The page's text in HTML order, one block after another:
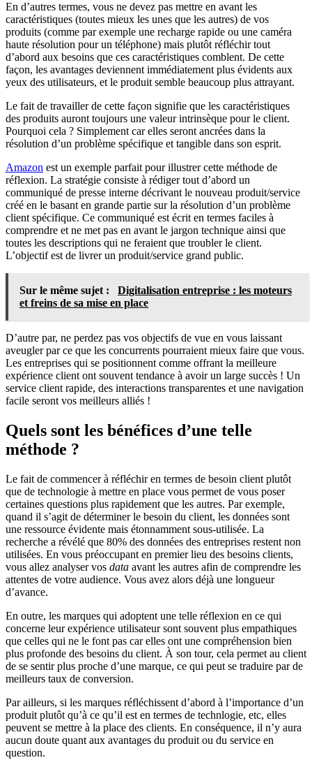
En d’autres termes, vous ne devez pas mettre en avant les
caractéristiques (toutes mieux les unes que les autres) de vos
produits (comme par exemple une recharge rapide ou une caméra
haute résolution pour un téléphone) mais plutôt réfléchir tout
d’abord aux besoins que ces caractéristiques comblent. De cette
façon, les avantages deviennent immédiatement plus évidents aux
yeux des utilisateurs, et le produit semble beaucoup plus attrayant.
Le fait de travailler de cette façon signifie que les caractéristiques
des produits auront toujours une valeur intrinsèque pour le client.
Pourquoi cela ? Simplement car elles seront ancrées dans la
résolution d’un problème spécifique et tangible dans son esprit.
Amazon est un exemple parfait pour illustrer cette méthode de
réflexion. La stratégie consiste à rédiger tout d’abord un
communiqué de presse interne décrivant le nouveau produit/service
créé en le basant en grande partie sur la résolution d’un problème
client spécifique. Ce communiqué est écrit en termes faciles à
comprendre et ne met pas en avant le jargon technique ainsi que
toutes les descriptions qui ne feraient que troubler le client.
L’objectif est de livrer un produit/service grand public.
Sur le même sujet :
Digitalisation entreprise : les moteurs
et freins de sa mise en place
D’autre par, ne perdez pas vos objectifs de vue en vous laissant
aveugler par ce que les concurrents pourraient mieux faire que vous.
Les entreprises qui se positionnent comme offrant la meilleure
expérience client ont souvent tendance à avoir un large succès ! Un
service client rapide, des interactions transparentes et une navigation
facile seront vos meilleurs alliés !
Quels sont les bénéfices d’une telle
méthode ?
Le fait de commencer à réfléchir en termes de besoin client plutôt
que de technologie à mettre en place vous permet de vous poser
certaines questions plus rapidement que les autres. Par exemple,
quand il s’agit de déterminer le besoin du client, les données sont
une ressource évidente mais étonnamment sous-utilisée. La
recherche a révélé que 80% des données des entreprises restent non
utilisées. En vous préoccupant en premier lieu des besoins clients,
vous allez analyser vos data avant les autres afin de comprendre les
attentes de votre audience. Vous avez alors déjà une longueur
d’avance.
En outre, les marques qui adoptent une telle réflexion en ce qui
concerne leur expérience utilisateur sont souvent plus empathiques
que celles qui ne le font pas car elles ont une compréhension bien
plus profonde des besoins du client. À son tour, cela permet au client
de se sentir plus proche d’une marque, ce qui peut se traduire par de
meilleurs taux de conversion.
Par ailleurs, si les marques réfléchissent d’abord à l’importance d’un
produit plutôt qu’à ce qu’il est en termes de technlogie, etc, elles
peuvent se mettre à la place des clients. En conséquence, il n’y aura
aucun doute quant aux avantages du produit ou du service en
question.